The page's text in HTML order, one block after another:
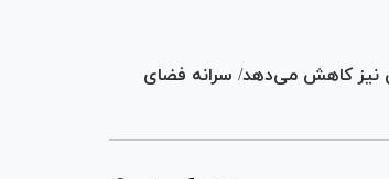
نیز کاهش می‌دهد/ سرانه فضای